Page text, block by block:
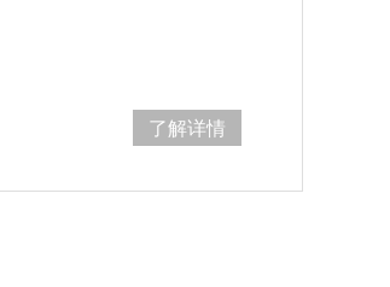
了解详情